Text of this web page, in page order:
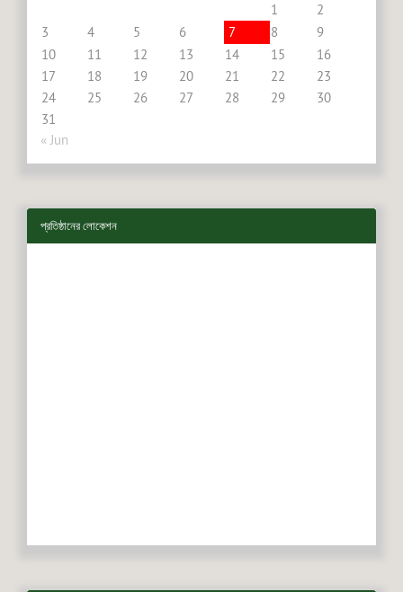
1
2
3
4 5 6 7 8
9
10
11 12 13 14 15
16
17
18 19 20 21 22
23
24
25 26 27 28 29
30
31
« Jun
প্রতিষ্ঠানের লোকেশন